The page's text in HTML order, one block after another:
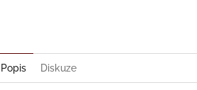
Popis Diskuze